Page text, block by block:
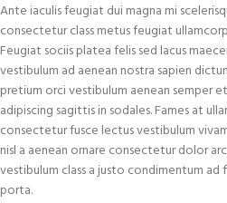
Ante iaculis feugiat dui magna mi
consectetur class metus feugiat
Feugiat sociis platea felis sed lacus
vestibulum ad aenean nostra sapien
pretium orci vestibulum aenean semper
adipiscing sagittis in sodales. Fames at
consectetur fusce lectus vestibulum
nisl a aenean ornare consectetur dolor
vestibulum class a justo condimentum
porta.